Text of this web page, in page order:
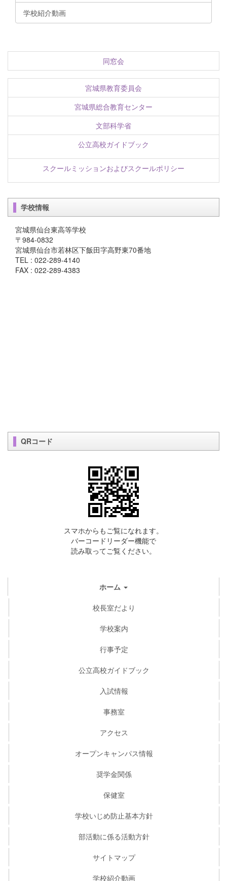
学校紹介動画
同窓会
宮城県教育委員会
宮城県総合教育センター
文部科学省
公立高校ガイドブック
スクールミッションおよびスクールポリシー
学校情報
宮城県仙台東高等学校
〒984-0832
宮城県仙台市若林区下飯田字高野東70番地
TEL : 022-289-4140
FAX : 022-289-4383
QRコード
スマホからもご覧になれます。
バーコードリーダー機能で
読み取ってご覧ください。
ホーム
校長室だより
学校案内
行事予定
公立高校ガイドブック
入試情報
事務室
アクセス
オープンキャンパス情報
奨学金関係
保健室
学校いじめ防止基本方針
部活動に係る活動方針
サイトマップ
学校紹介動画